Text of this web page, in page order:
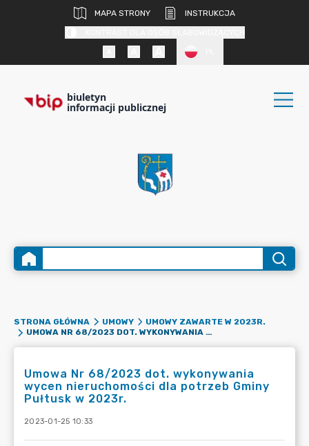
MAPA STRONY
INSTRUKCJA
biuletyn
informacji publicznej
STRONA GŁÓWNA UMOWY
UMOWY ZAWARTE W 2023R.
UMOWA NR 68/2023 DOT. WYKONYWANIA WYCEN NIERUCHOMOŚCI DLA POTRZEB GMINY PUŁTUSK W 2023R.
Umowa Nr 68/2023 dot. wykonywania
wycen nieruchomości dla potrzeb Gminy
Pułtusk w 2023r.
2023-01-25 10:33